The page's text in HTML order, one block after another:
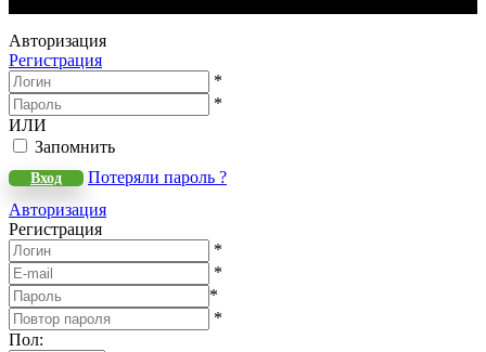
Авторизация
Регистрация
*
*
ИЛИ
Запомнить
Вход
Потеряли пароль ?
Авторизация
Регистрация
*
*
*
*
Пол: